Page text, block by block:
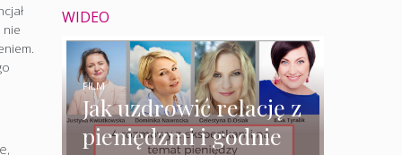
nie
,
WIDEO
Jak uzdrowić relację z
pieniędzmi i godnie
FILM